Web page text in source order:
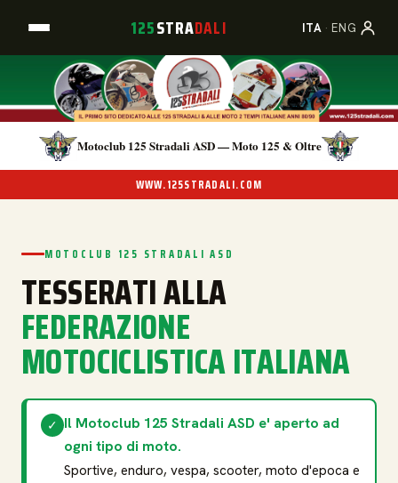
125STRADALI ITA · ENG
Motoclub 125 Stradali ASD — Moto 125 & Oltre
WWW.125STRADALI.COM
MOTOCLUB 125 STRADALI ASD
TESSERATI ALLA
FEDERAZIONE
MOTOCICLISTICA ITALIANA
✓ Il Motoclub 125 Stradali ASD e' aperto ad
ogni tipo di moto.
Sportive, enduro, vespa, scooter, moto d'epoca e
ABC